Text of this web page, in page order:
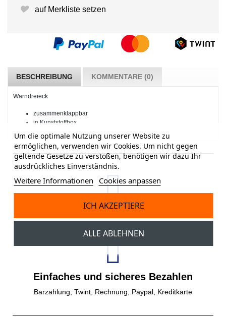
auf Merkliste setzen
BESCHREIBUNG KOMMENTARE (0)
Warndreieck
zusammenklappbar
in Kunststoffbox
Gratisversand
Einfaches und sicheres Bezahlen
Barzahlung, Twint, Rechnung, Paypal, Kreditkarte
Um die optimale Nutzung unserer Website zu
ermöglichen, verwenden wir Cookies. Um nicht gegen
geltende Gesetze zu verstoßen, benötigen wir dazu Ihr
ausdrückliches Einverständnis.
Weitere Informationen Cookies anpassen
ALLE ABLEHNEN
ICH AKZEPTIERE